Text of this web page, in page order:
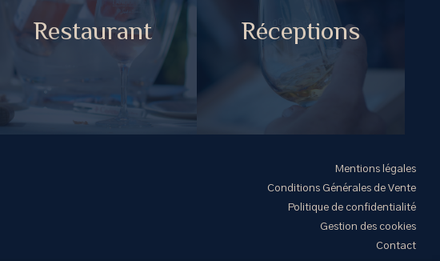
Restaurant Réceptions
Mentions légales
Conditions Générales de Vente
Politique de confidentialité
Gestion des cookies
Contact